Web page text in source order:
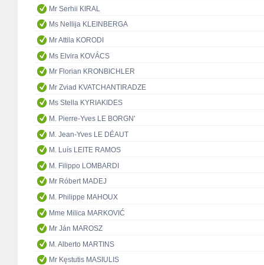
Mr Serhii KIRAL
Ms Nellija KLEINBERGA
Mr Attila KORODI
Ms Elvira KOVÁCS
Mr Florian KRONBICHLER
Mr Zviad KVATCHANTIRADZE
Ms Stella KYRIAKIDES
M. Pierre-Yves LE BORGN'
M. Jean-Yves LE DÉAUT
M. Luís LEITE RAMOS
M. Filippo LOMBARDI
Mr Róbert MADEJ
M. Philippe MAHOUX
Mme Milica MARKOVIĆ
Mr Ján MAROSZ
M. Alberto MARTINS
Mr Kęstutis MASIULIS